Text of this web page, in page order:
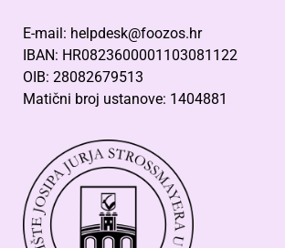
E-mail: helpdesk@foozos.hr
IBAN: HR0823600001103081122
OIB: 28082679513
Matični broj ustanove: 1404881